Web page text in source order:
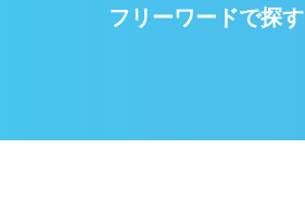
フリーワードで探す